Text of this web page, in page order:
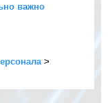
важно
>